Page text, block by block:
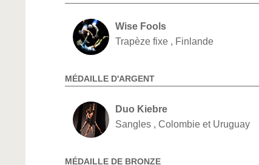
Wise Fools
Trapèze fixe , Finlande
MÉDAILLE D'ARGENT
Duo Kiebre
Sangles , Colombie et Uruguay
MÉDAILLE DE BRONZE